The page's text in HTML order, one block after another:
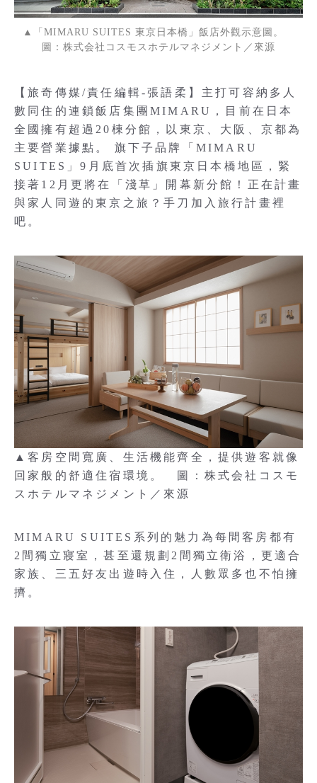
▲「MIMARU SUITES 東京日本橋」飯店外觀示意圖。
圖：株式会社コスモスホテルマネジメント／來源
【旅奇傳媒/責任編輯-張語柔】主打可容納多人
數同住的連鎖飯店集團MIMARU，目前在日本
全國擁有超過20棟分館，以東京、大阪、京都為
主要營業據點。 旗下子品牌「MIMARU
SUITES」9月底首次插旗東京日本橋地區，緊
接著12月更將在「淺草」開幕新分館！正在計畫
與家人同遊的東京之旅？手刀加入旅行計畫裡
吧。
▲客房空間寬廣、生活機能齊全，提供遊客就像
回家般的舒適住宿環境。 圖：株式会社コスモ
スホテルマネジメント／來源
MIMARU SUITES系列的魅力為每間客房都有
2間獨立寢室，甚至還規劃2間獨立衛浴，更適合
家族、三五好友出遊時入住，人數眾多也不怕擁
擠。